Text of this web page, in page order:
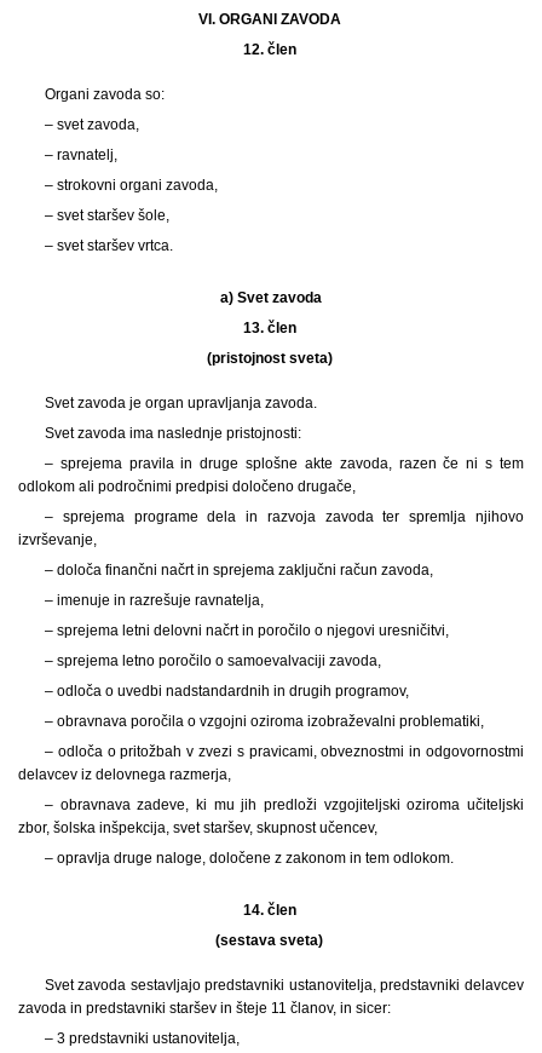
VI. ORGANI ZAVODA
12. člen
Organi zavoda so:
– svet zavoda,
– ravnatelj,
– strokovni organi zavoda,
– svet staršev šole,
– svet staršev vrtca.
a) Svet zavoda
13. člen
(pristojnost sveta)
Svet zavoda je organ upravljanja zavoda.
Svet zavoda ima naslednje pristojnosti:
– sprejema pravila in druge splošne akte zavoda, razen če ni s tem
odlokom ali področnimi predpisi določeno drugače,
– sprejema programe dela in razvoja zavoda ter spremlja njihovo
izvrševanje,
– določa finančni načrt in sprejema zaključni račun zavoda,
– imenuje in razrešuje ravnatelja,
– sprejema letni delovni načrt in poročilo o njegovi uresničitvi,
– sprejema letno poročilo o samoevalvaciji zavoda,
– odloča o uvedbi nadstandardnih in drugih programov,
– obravnava poročila o vzgojni oziroma izobraževalni problematiki,
– odloča o pritožbah v zvezi s pravicami, obveznostmi in odgovornostmi
delavcev iz delovnega razmerja,
– obravnava zadeve, ki mu jih predloži vzgojiteljski oziroma učiteljski
zbor, šolska inšpekcija, svet staršev, skupnost učencev,
– opravlja druge naloge, določene z zakonom in tem odlokom.
14. člen
(sestava sveta)
Svet zavoda sestavljajo predstavniki ustanovitelja, predstavniki delavcev
zavoda in predstavniki staršev in šteje 11 članov, in sicer:
– 3 predstavniki ustanovitelja,